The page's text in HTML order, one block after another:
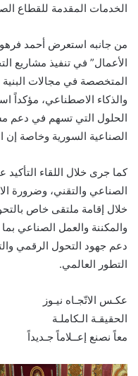
الخدمات المقدمة للقطاع
من جانبه استعرض أحمد
الأعمال” في تنفيذ مشاريع
المتخصصة في مجالات البنية
والذكاء الاصطناعي، مؤكداً
الحلول التي تسهم في دعم
الصناعية السورية وخاصة
كما جرى خلال اللقاء التأكيد
الصناعي والتقني، وضرورة
خلال إقامة ملتقى خاص
والمكننة والعمل الصناعي
دعم جهود التحول الرقمي
التطور العالمي.
عكـس الاتّجـاه نيـوز
الحقيقـة الـكاملـة
معاً نصنع إعــلاماً جـديداً